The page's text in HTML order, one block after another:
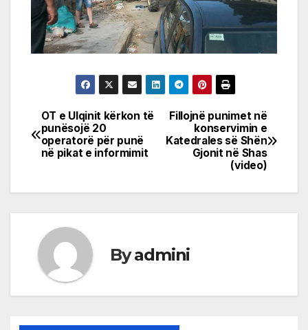
Post
navigation
Fillojnë punimet në
konservimin e
Katedrales së Shën
Gjonit në Shas
(video)
OT e Ulqinit kërkon të
punësojë 20
operatorë për punë
në pikat e informimit
Byadmini